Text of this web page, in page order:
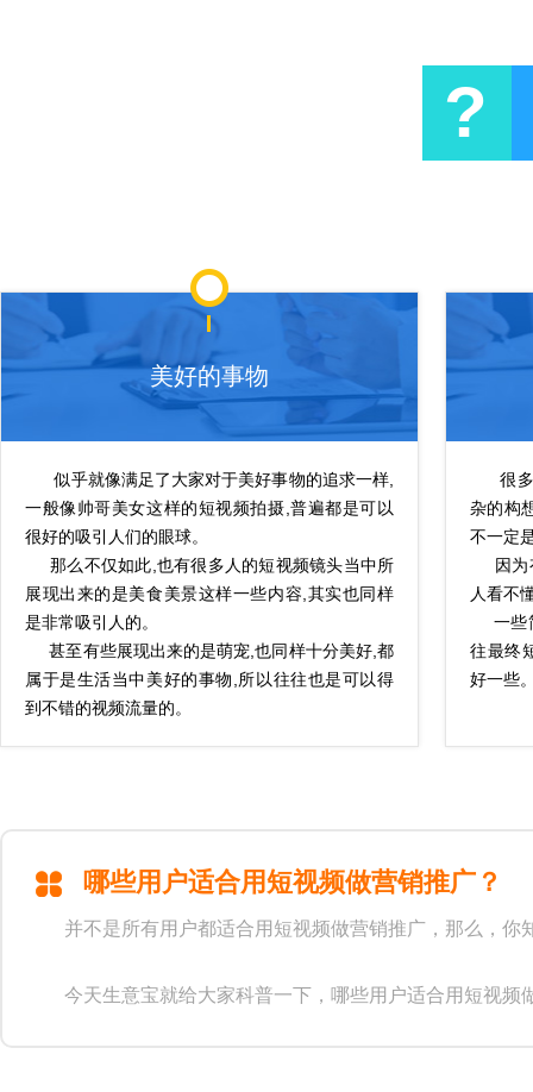
?
美好的事物
似乎就像满足了大家对于美好事物的追求一样,
一般像帅哥美女这样的短视频拍摄,普遍都是可以
很好的吸引人们的眼球。
那么不仅如此,也有很多人的短视频镜头当中所
展现出来的是美食美景这样一些内容,其实也同样
是非常吸引人的。
甚至有些展现出来的是萌宠,也同样十分美好,都
属于是生活当中美好的事物,所以往往也是可以得
到不错的视频流量的。
很多
杂的构
不一定
因为
人看不
一些
往最终
好一些
哪些用户适合用短视频做营销推广？
并不是所有用户都适合用短视频做营销推广，那么，你
今天生意宝就给大家科普一下，哪些用户适合用短视频